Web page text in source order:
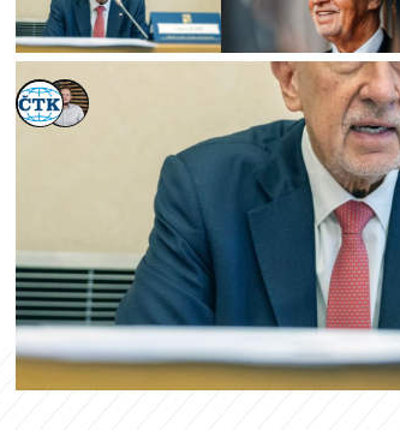
ČTK
8. kvě 2026, 14:16
Premiér Andrej Babiš (ANO) se
Pavla za premiérův pozdní
nad věcí, nejsem jeho podřízený
žádal o posunutí schůzky, ale
vyhověno.